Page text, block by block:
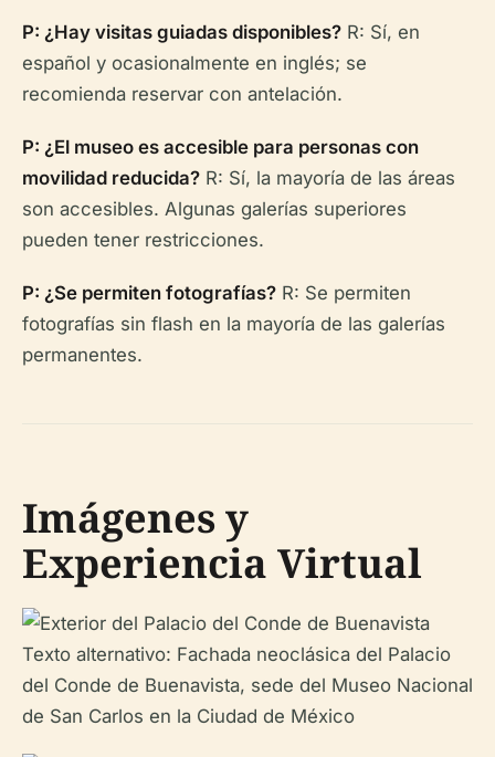
P: ¿Hay visitas guiadas disponibles? R: Sí, en
español y ocasionalmente en inglés; se
recomienda reservar con antelación.
P: ¿El museo es accesible para personas con
movilidad reducida? R: Sí, la mayoría de las áreas
son accesibles. Algunas galerías superiores
pueden tener restricciones.
P: ¿Se permiten fotografías? R: Se permiten
fotografías sin flash en la mayoría de las galerías
permanentes.
Imágenes y
Experiencia Virtual
Texto alternativo: Fachada neoclásica del Palacio
del Conde de Buenavista, sede del Museo Nacional
de San Carlos en la Ciudad de México